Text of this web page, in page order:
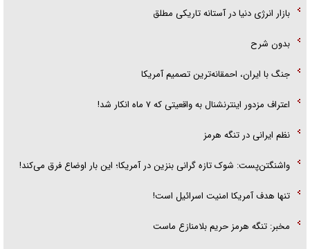
بازار انرژی دنیا در آستانه تاریکی مطلق
بدون شرح
جنگ با ایران، احمقانه‌ترین تصمیم آمریکا
اعتراف مزدور اینترنشنال به واقعیتی که ۷ ماه انکار شد!
نظم ایرانی در تنگه هرمز
واشنگتن‌پست: شوک تازه گرانی بنزین در آمریکا؛ این بار اوضاع فرق می‌کند!
تنها هدف آمریکا امنیت اسرائیل است!
مخبر: تنگه هرمز حریم بلامنازع ماست